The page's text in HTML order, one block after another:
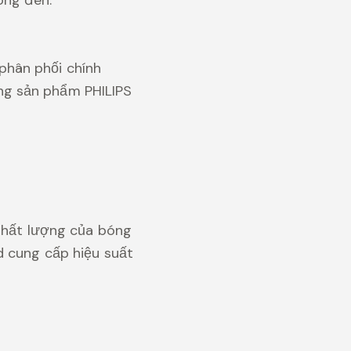
phối chính
sản phẩm PHILIPS
lượng của bóng
cung cấp hiệu suất